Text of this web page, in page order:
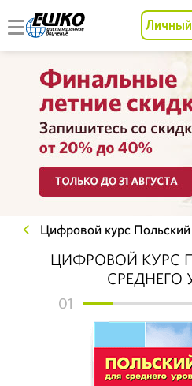
Цифровой курс
ЦИФРОВОЙ КУРС
СРЕДНЕГО
01